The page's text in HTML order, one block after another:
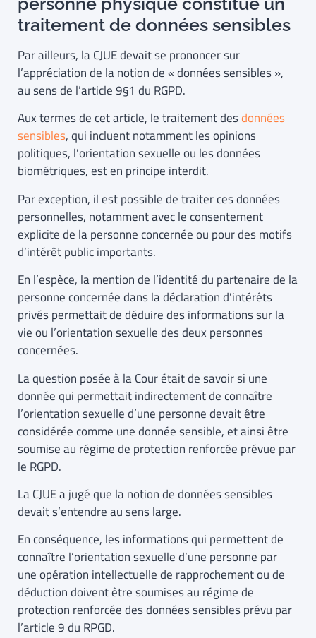
traitement de données sensibles
Par ailleurs, la CJUE devait se prononcer sur
l’appréciation de la notion de « données sensibles »,
au sens de l’article 9§1 du RGPD.
Aux termes de cet article, le traitement desdonnées
sensibles, qui incluent notamment les opinions
politiques, l’orientation sexuelle ou les données
biométriques, est en principe interdit.
Par exception, il est possible de traiter ces données
personnelles, notamment avec le consentement
explicite de la personne concernée ou pour des motifs
d’intérêt public importants.
En l’espèce, la mention de l’identité du partenaire de la
personne concernée dans la déclaration d’intérêts
privés permettait de déduire des informations sur la
vie ou l’orientation sexuelle des deux personnes
concernées.
La question posée à la Cour était de savoir si une
donnée qui permettait indirectement de connaître
l’orientation sexuelle d’une personne devait être
considérée comme une donnée sensible, et ainsi être
soumise au régime de protection renforcée prévue par
le RGPD.
La CJUE a jugé que la notion de données sensibles
devait s’entendre au sens large.
En conséquence, les informations qui permettent de
connaître l’orientation sexuelle d’une personne par
une opération intellectuelle de rapprochement ou de
déduction doivent être soumises au régime de
protection renforcée des données sensibles prévu par
l’article 9 du RPGD.